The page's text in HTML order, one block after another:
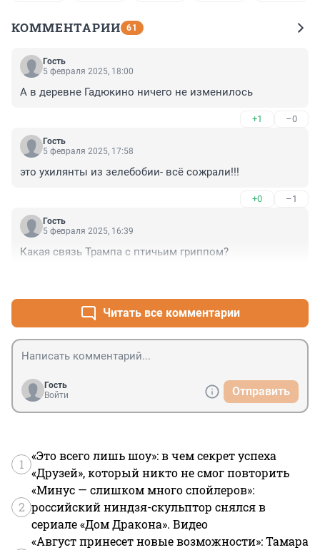
КОММЕНТАРИИ 61
Гость
5 февраля 2025, 18:00
А в деревне Гадюкино ничего не изменилось
+1 –0
Гость
5 февраля 2025, 17:58
это ухилянты из зелебобии- всё сожрали!!!
+0 –1
Гость
5 февраля 2025, 16:39
Какая связь Трампа с птичьим гриппом?
Читать все комментарии
Гость
Войти
Отправить
1
«Это всего лишь шоу»: в чем секрет успеха
«Друзей», который никто не смог повторить
2
«Минус — слишком много спойлеров»:
российский ниндзя-скульптор снялся в
сериале «Дом Дракона». Видео
«Август принесет новые возможности»: Тамара